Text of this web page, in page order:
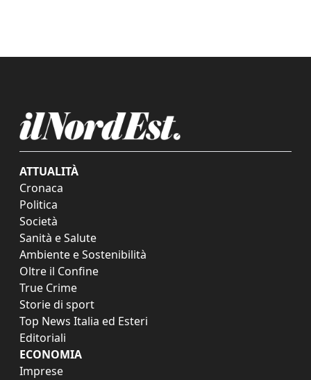
ATTUALITÀ
Cronaca
Politica
Società
Sanità e Salute
Ambiente e Sostenibilità
Oltre il Confine
True Crime
Storie di sport
Top News Italia ed Esteri
Editoriali
ECONOMIA
Imprese